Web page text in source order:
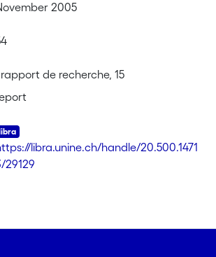
2005
rapport de recherche, 15
libra.unine.ch/handle/20.500.1471
29129